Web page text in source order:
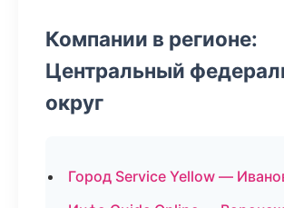
Компании в регионе:
Центральный
округ
Город Service Yellow —